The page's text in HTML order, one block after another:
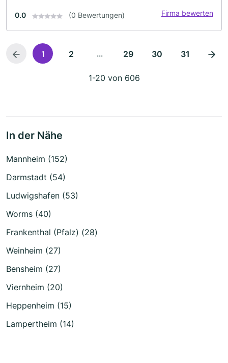
0.0 (0 Bewertungen) Firma bewerten
1 2 ... 29 30 31
1-20 von 606
In der Nähe
Mannheim (152)
Darmstadt (54)
Ludwigshafen (53)
Worms (40)
Frankenthal (Pfalz) (28)
Weinheim (27)
Bensheim (27)
Viernheim (20)
Heppenheim (15)
Lampertheim (14)